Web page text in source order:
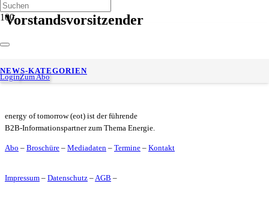
LoginZum Abo
NEWS-KATEGORIEN
Vorstandsvorsitzender
ExxonMobil in Deutschland: Frank Kretschmer übernimmt
Vorstandsvorsitz
energy of tomorrow (eot) ist der führende
B2B-Informationspartner zum Thema Energie.
Abo – Broschüre – Mediadaten – Termine – Kontakt
Impressum – Datenschutz –AGB –